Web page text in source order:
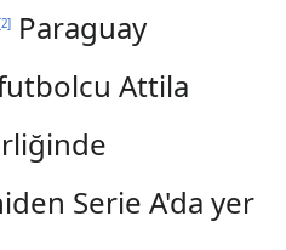
2]Paraguay
Attila
Serie A'da yer